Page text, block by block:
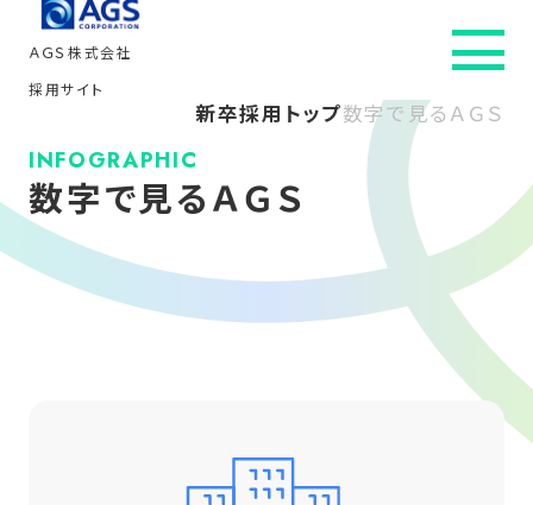
ＡＧＳ株式会社
採用サイト
新卒採用トップ
会社を知る
社員インタビュー
新卒採用トップ数字で見るＡＧＳ
INFOGRAPHIC
数字で見るＡＧＳ